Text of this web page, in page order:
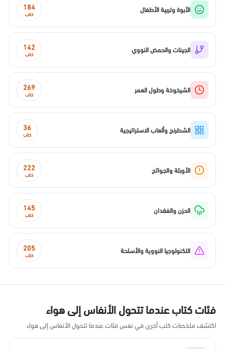
الأبوة وتربية الأطفال 184
كتاب
الجينات والحمض النووي 142
كتاب
الشيخوخة وطول العمر 269
كتاب
الشطرنج وألعاب الاستراتيجية 36
كتاب
الأوبئة والجوائح 222
كتاب
الحزن والفقدان 145
كتاب
التكنولوجيا النووية والأسلحة 205
كتاب
فئات كتاب عندما تتحول الأنفاس إلى هواء
اكتشف ملخصات كتب أخرى في نفس فئات عندما تتحول الأنفاس إلى هواء